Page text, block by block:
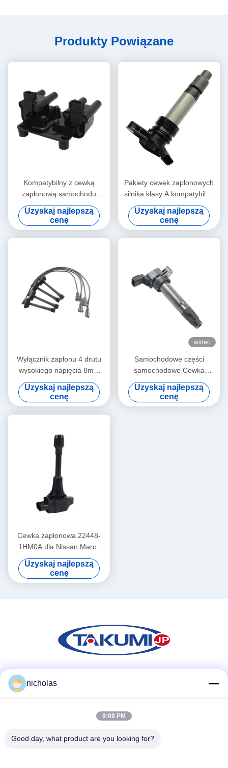
Produkty Powiązane
Kompatybilny z cewką
zapłonową samochodu
CHEVROLET LACETTI
DAEWOO NUBIRA 1.4 1.6
96453420
Uzyskaj najlepszą
cenę
Pakiety cewek zapłonowych
silnika klasy A kompatybilne
z cewką zapłonową Land
Rover 30684245 099701070
LR002954
Uzyskaj najlepszą
cenę
Wyłącznik zapłonu 4 drutu
wysokiego napięcia 8mm
świeca zapłonowa separator
drutu kabel zapłonowy
schemat połączeń terminal
dla toyota;
Uzyskaj najlepszą
cenę
wideo
Samochodowe części
samochodowe Cewka
zapłonowa 96983945 Dla
Chevroleta SPARK (M300)
Uzyskaj najlepszą
cenę
Cewka zapłonowa 22448-
1HM0A dla Nissan March
K13 Sunny N17 Sylphy B17
Tiida C12
Uzyskaj najlepszą
cenę
nicholas
9:09 PM
Good day, what product are you looking for?